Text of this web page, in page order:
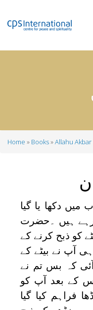
Home Books Allahu Akbar
دکھا یا گیا
ہیں ۔حضرت
کو ذبح کرنے کے
آپ نے بیٹے کے
کہ بس تم نے
کے بعد آپ کو
فراہم کیا گیا